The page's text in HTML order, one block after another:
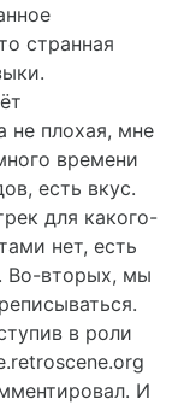
странная
не плохая, мне
времени
есть вкус.
для какого-
нет, есть
Во-вторых, мы
в роли
И